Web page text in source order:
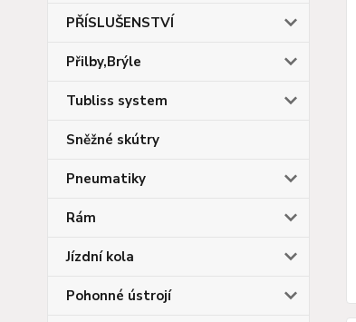
PŘÍSLUŠENSTVÍ
Přilby,Brýle
Tubliss system
Sněžné skútry
Pneumatiky
Rám
Jízdní kola
Pohonné ústrojí